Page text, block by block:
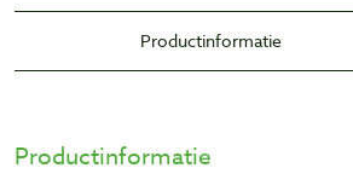
Productinformatie
Productinformatie